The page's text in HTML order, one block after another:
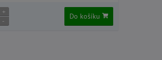
+
-
Do košíku